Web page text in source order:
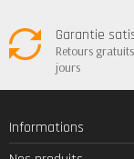
Garantie
Retours
jours
Informations